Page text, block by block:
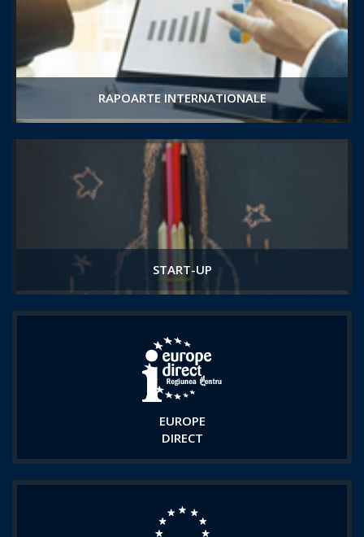
RAPOARTE INTERNATIONALE
START-UP
EUROPE
DIRECT